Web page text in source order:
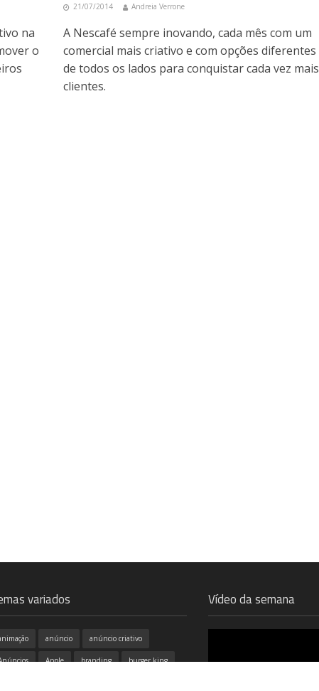
na
o
21/07/2014 Andreia Verrone
A Nescafé sempre inovando, cada mês com um
comercial mais criativo e com opções diferentes
de todos os lados para conquistar cada vez mais
clientes.
variados
anúncio anúncio criativo
Apple branding burger king
Vídeo da semana